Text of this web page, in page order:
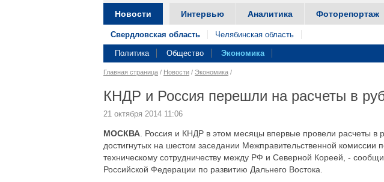
Новости Интервью Аналитика Фоторепортаж
Свердловская область Челябинская область
Политика Общество Экономика
Главная страница / Новости / Экономика /
КНДР и Россия перешли на расчеты в
21 октября 2014 11:06
МОСКВА . Россия и КНДР в этом месяцы впервые провели расчеты в
достигнутых на шестом заседании Межправительственной комиссии
техническому сотрудничеству между РФ и Северной Кореей, -
Российской Федерации по развитию Дальнего Востока.